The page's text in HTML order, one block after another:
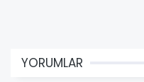
YORUMLAR